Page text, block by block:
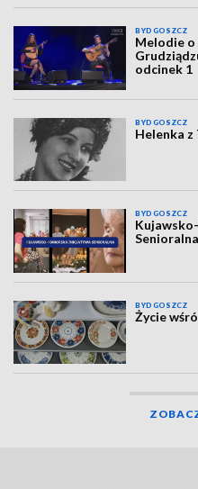
BYDGOSZCZ
Melodie o
odcinek 1
BYDGOSZCZ
Helenka z
BYDGOSZCZ
Senioralna
BYDGOSZCZ
Życie